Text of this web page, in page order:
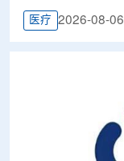
医疗 2026-08-06